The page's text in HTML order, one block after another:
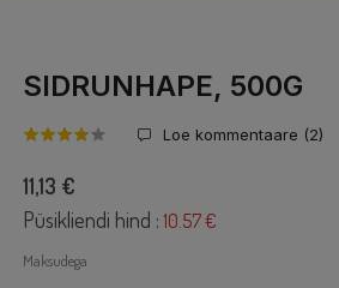
SIDRUNHAPE, 500G
Loe kommentaare (2)
11,13 €
Püsikliendi hind : 10.57 €
Maksudega